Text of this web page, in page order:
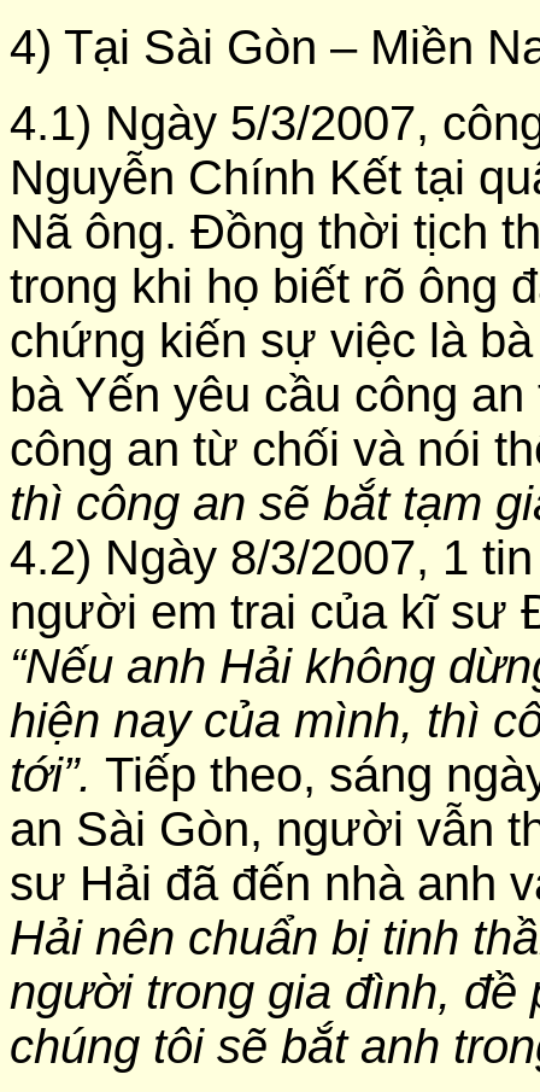
4) Tại Sài Gòn – Miền
4.1) Ngày 5/3/2007,
Nguyễn Chính Kết tại
Nã ông. Đồng thời tịch
trong khi họ biết rõ ông
chứng kiến sự việc là
bà Yến yêu cầu công
công an từ chối và nói
thì công an sẽ bắt tạm
4.2) Ngày 8/3/2007, 1
người em trai của kĩ sư
“Nếu anh Hải không
hiện nay của mình, thì
tới”. Tiếp theo, sáng
an Sài Gòn, người vẫn
sư Hải đã đến nhà anh
Hải nên chuẩn bị tinh
người trong gia đình, đề
chúng tôi sẽ bắt anh